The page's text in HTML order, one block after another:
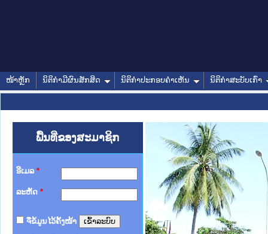
ໜ້າຫຼັກ ນິຕິກໍາມີຜົນສັກສິດ ນິຕິກໍາປະກອບຄໍາເຫັນ ນິຕິກໍາສະບັບເກົ່າ
ພື້ນທີ່ຂອງສະມາຊິກ
ອີເມລ *
ລະຫັດ *
ຈື່ຂໍ້ມູນໄວ້ຄັ້ງໜ້າ